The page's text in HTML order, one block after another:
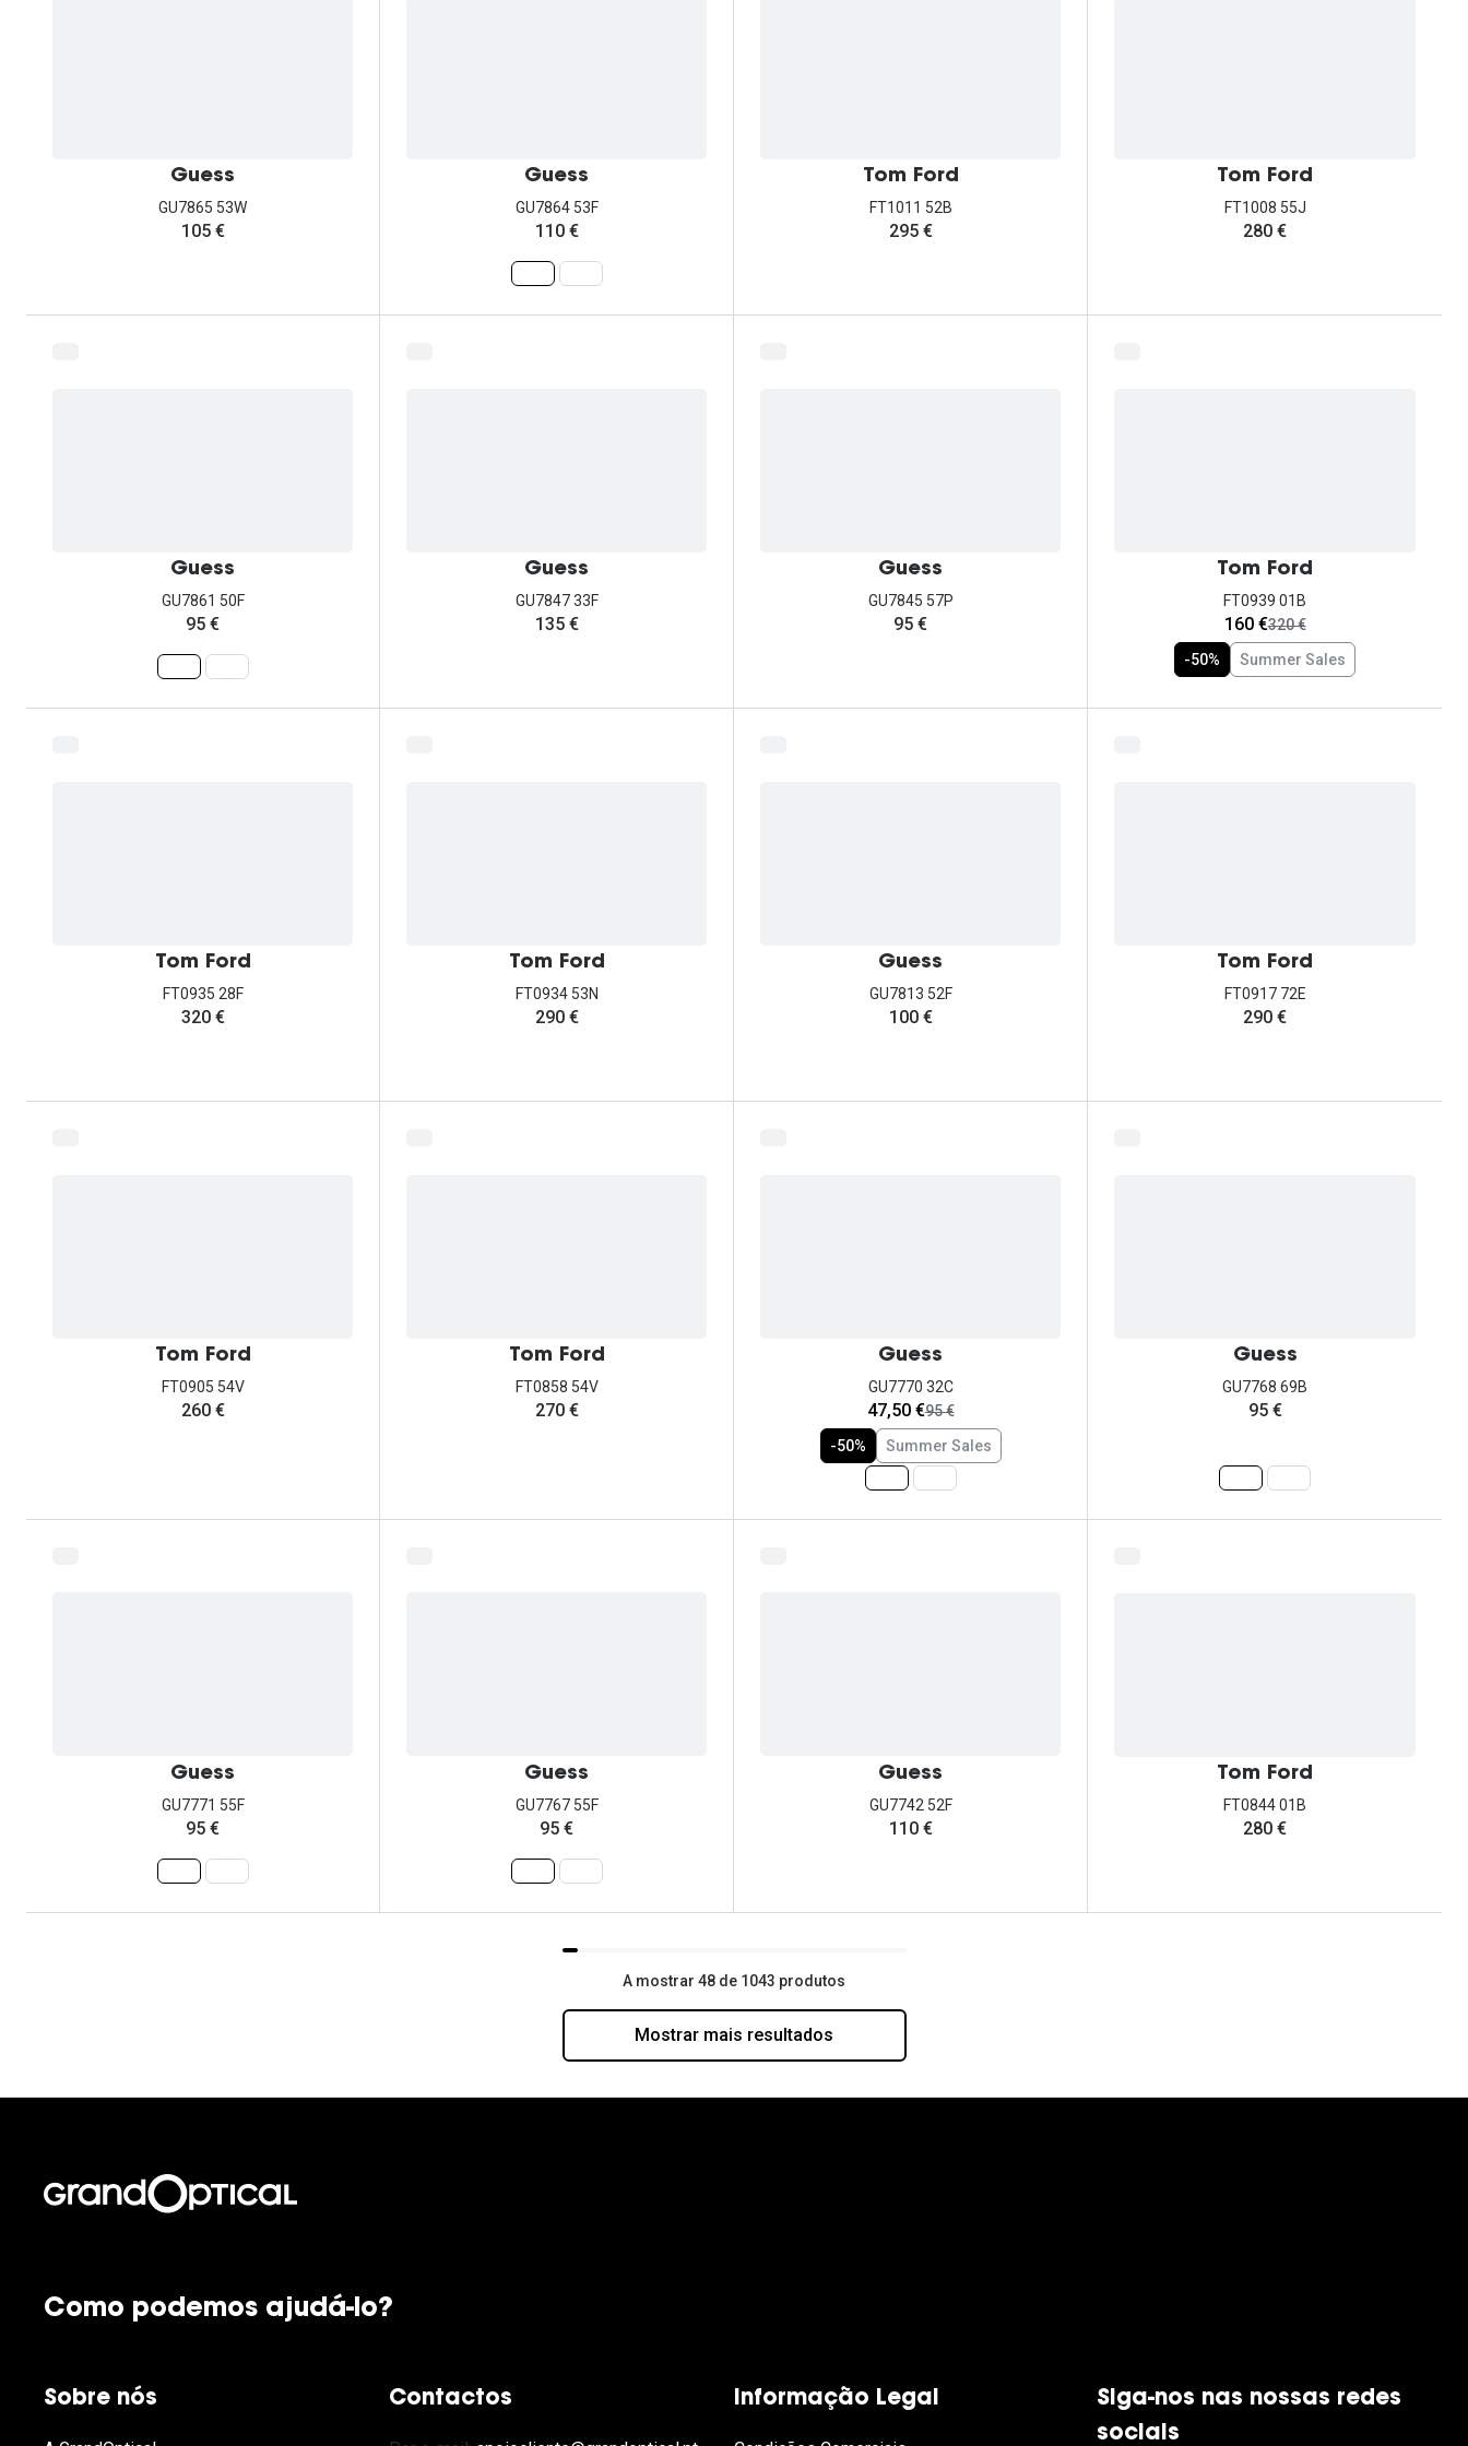
Guess
GU7865 53W
105 €
Guess
GU7864 53F
110 €
Tom Ford
FT1011 52B
295 €
Tom Ford
FT1008 55J
280 €
Guess
GU7861 50F
95 €
Guess
GU7847 33F
135 €
Guess
GU7845 57P
95 €
Tom Ford
FT0939 01B
agora:
160 €era:
320 €
-50%
Summer Sales
Tom Ford
FT0935 28F
320 €
Tom Ford
FT0934 53N
290 €
Guess
GU7813 52F
100 €
Tom Ford
FT0917 72E
290 €
Tom Ford
FT0905 54V
260 €
Tom Ford
FT0858 54V
270 €
Guess
GU7770 32C
agora:
47,50 €era:
95 €
-50%
Summer Sales
Guess
GU7768 69B
95 €
Guess
GU7771 55F
95 €
Guess
GU7767 55F
95 €
Guess
GU7742 52F
110 €
Tom Ford
FT0844 01B
280 €
A mostrar 48 de 1043 produtos
Mostrar mais resultados
Como podemos ajudá-lo?
Sobre nós Contactos Informação Legal
Siga-nos nas nossas redes
sociais